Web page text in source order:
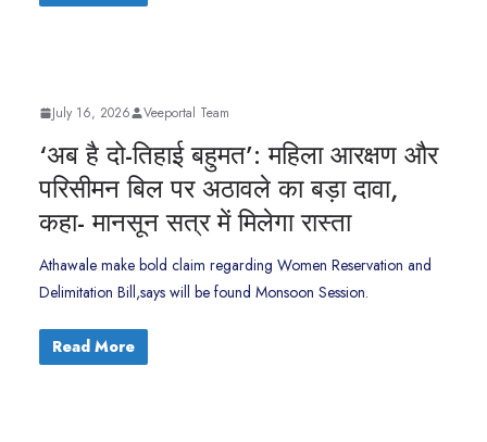
July 16, 2026 Veeportal Team
‘अब है दो-तिहाई बहुमत’: महिला आरक्षण और
परिसीमन बिल पर अठावले का बड़ा दावा,
कहा- मानसून सत्र में मिलेगा रास्ता
Athawale make bold claim regarding Women Reservation and
Delimitation Bill,says will be found Monsoon Session.
Read More